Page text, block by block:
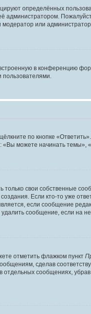
определённых
администратором.
или
в конференцию
по кнопке
можете начинать темы»,
свои собственные
Если кто-то уже
если сообщение
сообщение, если на
отметить флажком пункт
сделав
отдельных сообщениях,